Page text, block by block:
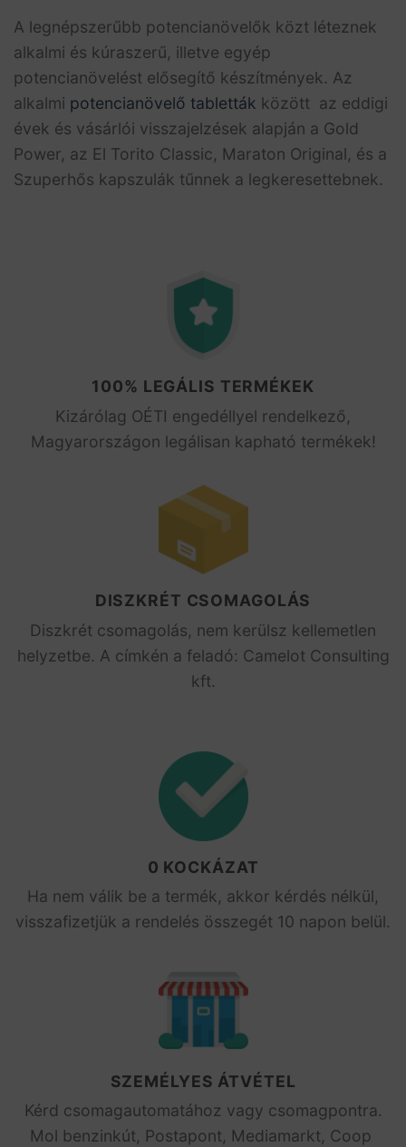
A legnépszerűbb potencianövelők közt léteznek
alkalmi és kúraszerű, illetve egyép
potencianövelést elősegítő készítmények. Az
alkalmi potencianövelő tabletták között az eddigi
évek és vásárlói visszajelzések alapján a Gold
Power, az El Torito Classic, Maraton Original, és a
Szuperhős kapszulák tűnnek a legkeresettebnek.
100% LEGÁLIS TERMÉKEK
Kizárólag OÉTI engedéllyel rendelkező,
Magyarországon legálisan kapható termékek!
DISZKRÉT CSOMAGOLÁS
Diszkrét csomagolás, nem kerülsz kellemetlen
helyzetbe. A címkén a feladó: Camelot Consulting
kft.
0 KOCKÁZAT
Ha nem válik be a termék, akkor kérdés nélkül,
visszafizetjük a rendelés összegét 10 napon belül.
SZEMÉLYES ÁTVÉTEL
Kérd csomagautomatához vagy csomagpontra.
Mol benzinkút, Postapont, Mediamarkt, Coop